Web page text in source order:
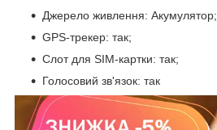
Джерело живлення: Акумулятор;
GPS-трекер: так;
Слот для SIM-картки: так;
Голосовий зв'язок: так